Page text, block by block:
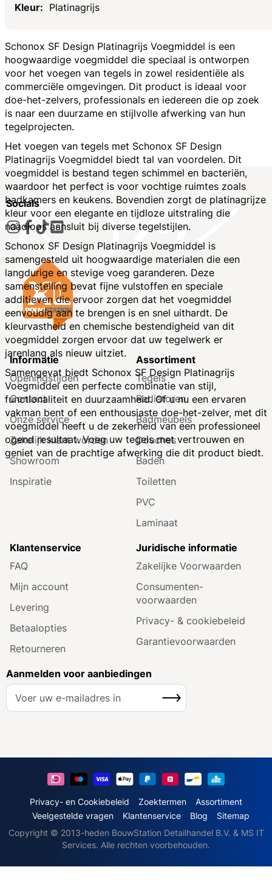
Platinagrijs
Schonox SF Design Platinagrijs Voegmiddel is een
hoogwaardige voegmiddel die speciaal is ontworpen
voor het voegen van tegels in zowel residentiële als
commerciële omgevingen. Dit product is ideaal voor
doe-het-zelvers, professionals en iedereen die op zoek
is naar een duurzame en stijlvolle afwerking van hun
tegelprojecten.
Het voegen van tegels met Schonox SF Design
Platinagrijs Voegmiddel biedt tal van voordelen. Dit
voegmiddel is bestand tegen schimmel en bacteriën,
waardoor het perfect is voor vochtige ruimtes zoals
badkamers en keukens. Bovendien zorgt de platinagrijze
kleur voor een elegante en tijdloze uitstraling die
naadloos aansluit bij diverse tegelstijlen.
Schonox SF Design Platinagrijs Voegmiddel is
samengesteld uit hoogwaardige materialen die een
langdurige en stevige voeg garanderen. Deze
samenstelling bevat fijne vulstoffen en speciale
additieven die ervoor zorgen dat het voegmiddel
eenvoudig aan te brengen is en snel uithardt. De
kleurvastheid en chemische bestendigheid van dit
voegmiddel zorgen ervoor dat uw tegelwerk er
jarenlang als nieuw uitziet.
Samengevat biedt Schonox SF Design Platinagrijs
Voegmiddel een perfecte combinatie van stijl,
functionaliteit en duurzaamheid. Of u nu een ervaren
vakman bent of een enthousiaste doe-het-zelver, met dit
voegmiddel heeft u de zekerheid van een professioneel
ogend resultaat. Voeg uw tegels met vertrouwen en
geniet van de prachtige afwerking die dit product biedt.
Socials
Informatie
Openingstijden
Contact
Onze service
Zakelijk klant worden
Showroom
Inspiratie
Assortiment
Tegels
Radiatoren
Badmeubels
Douches
Baden
Toiletten
PVC
Laminaat
Klantenservice
FAQ
Mijn account
Levering
Betaalopties
Retourneren
Juridische informatie
Zakelijke Voorwaarden
Consumenten­
voorwaarden
Privacy- & cookiebeleid
Garantie­voorwaarden
Aanmelden voor aanbiedingen
A
e
o
z
Inschrijven
Privacy- en Cookiebeleid Zoektermen
Assortiment
Veelgestelde vragen
Klantenservice Blog
Sitemap
Copyright © 2013-heden BouwStation Detailhandel B.V. & MS IT
Services. Alle rechten voorbehouden.